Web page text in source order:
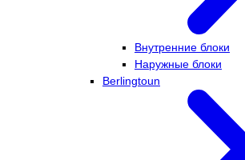
Внутренние блоки
Наружные блоки
Berlingtoun